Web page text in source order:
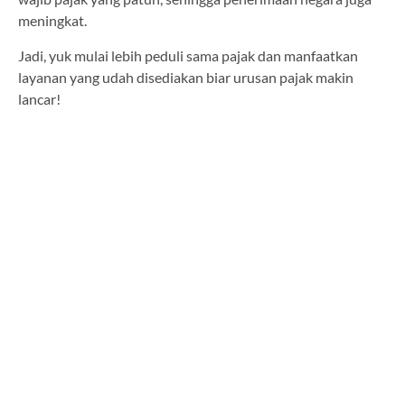
meningkat.
Jadi, yuk mulai lebih peduli sama pajak dan manfaatkan
layanan yang udah disediakan biar urusan pajak makin
lancar!